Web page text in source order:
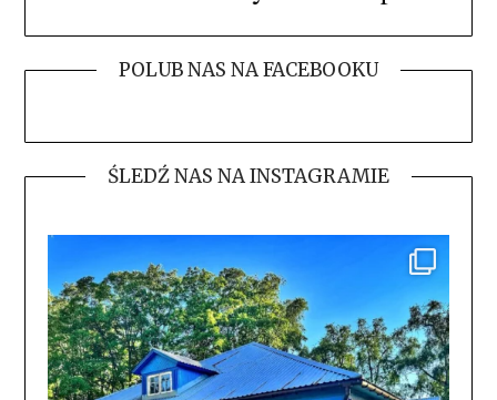
POLUB NAS NA FACEBOOKU
ŚLEDŹ NAS NA INSTAGRAMIE